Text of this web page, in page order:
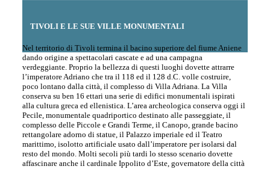
TIVOLI E LE SUE VILLE MONUMENTALI
Nel territorio di Tivoli termina il bacino superiore del fiume Aniene
dando origine a spettacolari cascate e ad una campagna
verdeggiante. Proprio la bellezza di questi luoghi dovette attrarre
l’imperatore Adriano che tra il 118 ed il 128 d.C. volle costruire,
poco lontano dalla città, il complesso di Villa Adriana. La Villa
conserva su ben 16 ettari una serie di edifici monumentali ispirati
alla cultura greca ed ellenistica. L’area archeologica conserva oggi il
Pecile, monumentale quadriportico destinato alle passeggiate, il
complesso delle Piccole e Grandi Terme, il Canopo, grande bacino
rettangolare adorno di statue, il Palazzo imperiale ed il Teatro
marittimo, isolotto artificiale usato dall’imperatore per isolarsi dal
resto del mondo. Molti secoli più tardi lo stesso scenario dovette
affascinare anche il cardinale Ippolito d’Este, governatore della città